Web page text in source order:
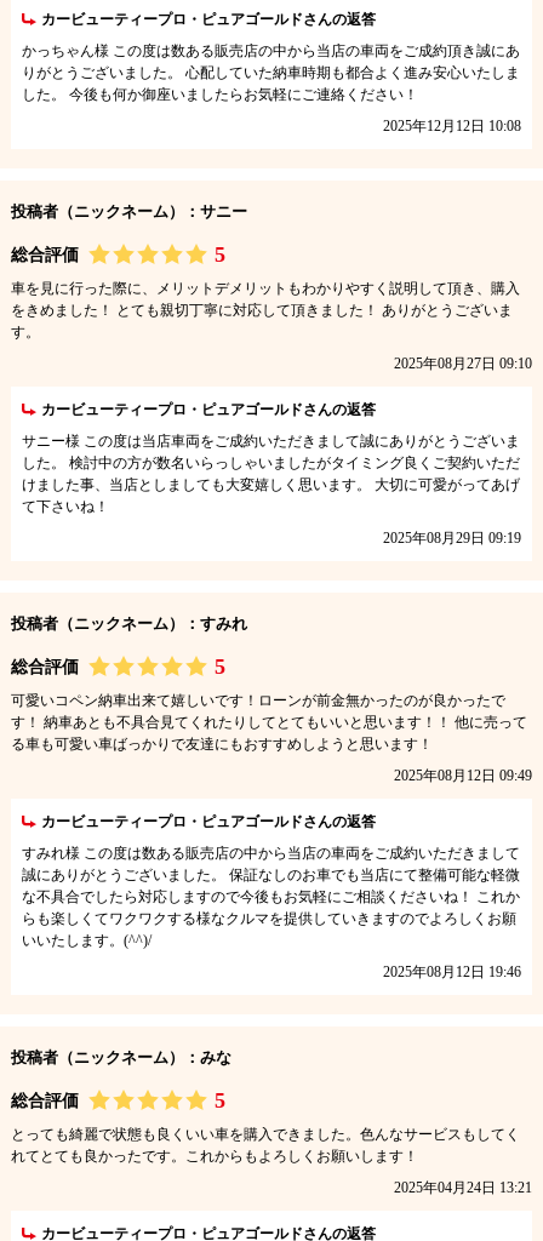
カービューティープロ・ピュアゴールドさんの返答
かっちゃん様 この度は数ある販売店の中から当店の車両をご成約頂き誠にあ
りがとうございました。 心配していた納車時期も都合よく進み安心いたしま
した。 今後も何か御座いましたらお気軽にご連絡ください！
2025年12月12日 10:08
投稿者（ニックネーム）：サニー
総合評価 5
車を見に行った際に、メリットデメリットもわかりやすく説明して頂き、購入
をきめました！ とても親切丁寧に対応して頂きました！ ありがとうございま
す。
2025年08月27日 09:10
カービューティープロ・ピュアゴールドさんの返答
サニー様 この度は当店車両をご成約いただきまして誠にありがとうございま
した。 検討中の方が数名いらっしゃいましたがタイミング良くご契約いただ
けました事、当店としましても大変嬉しく思います。 大切に可愛がってあげ
て下さいね！
2025年08月29日 09:19
投稿者（ニックネーム）：すみれ
総合評価 5
可愛いコペン納車出来て嬉しいです！ローンが前金無かったのが良かったで
す！ 納車あとも不具合見てくれたりしてとてもいいと思います！！ 他に売って
る車も可愛い車ばっかりで友達にもおすすめしようと思います！
2025年08月12日 09:49
カービューティープロ・ピュアゴールドさんの返答
すみれ様 この度は数ある販売店の中から当店の車両をご成約いただきまして
誠にありがとうございました。 保証なしのお車でも当店にて整備可能な軽微
な不具合でしたら対応しますので今後もお気軽にご相談くださいね！ これか
らも楽しくてワクワクする様なクルマを提供していきますのでよろしくお願
いいたします。(^^)/
2025年08月12日 19:46
投稿者（ニックネーム）：みな
総合評価 5
とっても綺麗で状態も良くいい車を購入できました。色んなサービスもしてく
れてとても良かったです。これからもよろしくお願いします！
2025年04月24日 13:21
カービューティープロ・ピュアゴールドさんの返答